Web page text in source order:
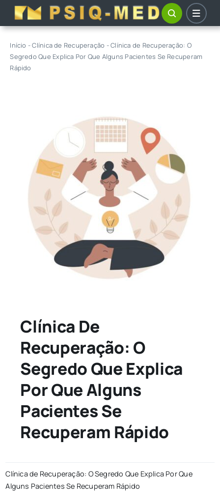
Skip
content
Início -Clínica de Recuperação -Clínica de Recuperação: O
Segredo Que Explica Por Que Alguns Pacientes Se Recuperam
Rápido
Clínica De
Recuperação: O
Segredo Que Explica
Por Que Alguns
Pacientes Se
Recuperam Rápido
Clínica de Recuperação: O Segredo Que Explica Por Que
Alguns Pacientes Se Recuperam Rápido